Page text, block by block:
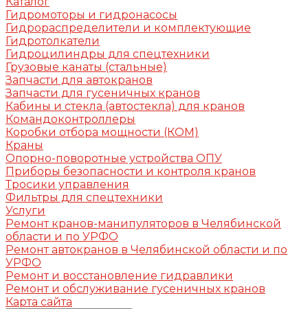
Гидромоторы и гидронасосы
Гидрораспределители и комплектующие
Гидротолкатели
Гидроцилиндры для спецтехники
Грузовые канаты (стальные)
Запчасти для автокранов
Запчасти для гусеничных кранов
Кабины и стекла (автостекла) для кранов
Командоконтроллеры
Коробки отбора мощности (КОМ)
Краны
Опорно-поворотные устройства ОПУ
Приборы безопасности и контроля кранов
Тросики управления
Фильтры для спецтехники
Услуги
Ремонт кранов-манипуляторов в Челябинской
области и по УРФО
Ремонт автокранов в Челябинской области и по
УРФО
Ремонт и восстановление гидравлики
Ремонт и обслуживание гусеничных кранов
Карта сайта